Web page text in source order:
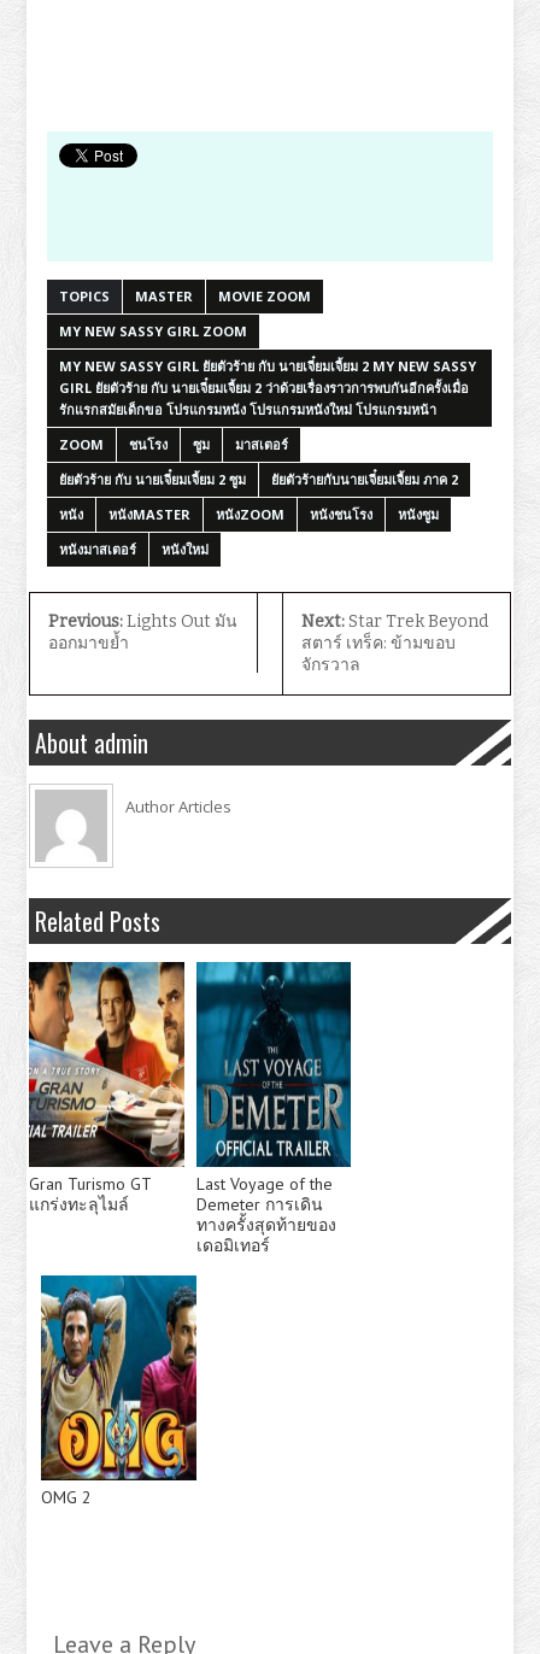
TOPICS MASTER
MOVIE ZOOM
MY NEW SASSY GIRL ZOOM
MY NEW SASSY GIRL ยัยตัวร้าย กับ นายเจี๋ยมเจี้ยม 2 MY NEW SASSY
GIRL ยัยตัวร้าย กับ นายเจี๋ยมเจี้ยม 2 ว่าด้วยเรื่องราวการพบกันอีกครั้งเมื่อ
รักแรกสมัยเด็กขอ โปรแกรมหนัง โปรแกรมหนังใหม่ โปรแกรมหน้า
ZOOM
ชนโรง ซูม
มาสเตอร์
ยัยตัวร้าย กับ นายเจี๋ยมเจี้ยม 2 ซูม
ยัยตัวร้ายกับนายเจี๋ยมเจี้ยม ภาค 2
หนัง
หนังMASTER หนังZOOM หนังชนโรง
หนังซูม
หนังมาสเตอร์
หนังใหม่
Previous:Lights Out มัน
ออกมาขย้ำ
Next:Star Trek Beyond
สตาร์ เทร็ค: ข้ามขอบ
จักรวาล
About admin
Author Articles
Related Posts
Gran Turismo GT
แกร่งทะลุไมล์
Last Voyage of the
Demeter การเดิน
ทางครั้งสุดท้ายของ
เดอมิเทอร์
OMG 2
Leave a Reply